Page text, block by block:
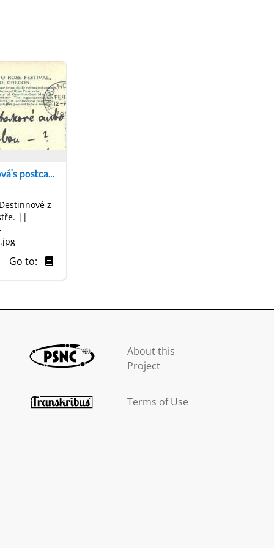
Emy Destinnová’s postcards || Pohlednice Emy Destinnové
z
||
Go to:
About this
Project
Terms of Use